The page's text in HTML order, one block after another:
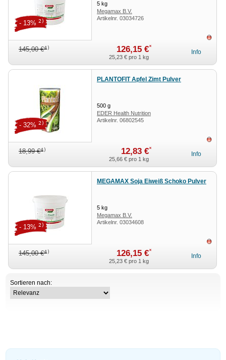
5 kg
Megamax B.V.
Artikelnr. 03034726
145,00 €4) 126,15 €*
- 13%2)
25,23 €pro 1 kg
Info
PLANTOFIT Apfel Zimt Pulver
500 g
EDER Health Nutrition
Artikelnr. 06802545
18,99 €4) 12,83 €*
- 32%2)
25,66 €pro 1 kg
Info
MEGAMAX Soja Eiweiß Schoko Pulver
5 kg
Megamax B.V.
Artikelnr. 03034608
145,00 €4) 126,15 €*
- 13%2)
25,23 €pro 1 kg
Info
Sortieren nach: